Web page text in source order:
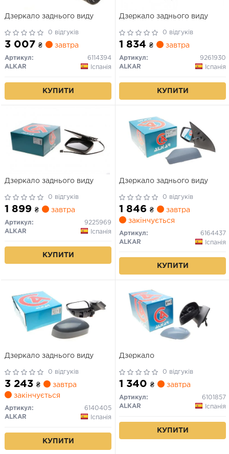
Дзеркало заднього виду
0 відгуків
3 007 ₴ завтра
Артикул:
6114394
ALKAR
Іспанія
КУПИТИ
Дзеркало заднього виду
0 відгуків
1 834 ₴ завтра
Артикул:
9261930
ALKAR
Іспанія
КУПИТИ
Дзеркало заднього виду
0 відгуків
1 899 ₴ завтра
Артикул:
9225969
ALKAR
Іспанія
КУПИТИ
Дзеркало заднього виду
0 відгуків
1 846 ₴
завтра
закінчується
Артикул:
6164437
ALKAR
Іспанія
КУПИТИ
Дзеркало заднього виду
0 відгуків
3 243 ₴
завтра
закінчується
Артикул:
6140405
ALKAR
Іспанія
КУПИТИ
Дзеркало
0 відгуків
1 340 ₴ завтра
Артикул:
6101857
ALKAR
Іспанія
КУПИТИ